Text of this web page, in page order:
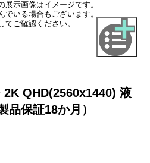
展示画像はイメージです。
でいる場合もございます。
てご確認ください。
QHD(2560x1440) 液
品保証18か月）